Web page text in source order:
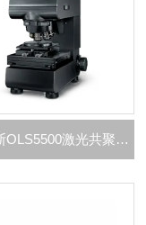
奥林巴斯OLS5500激光共聚焦显微镜